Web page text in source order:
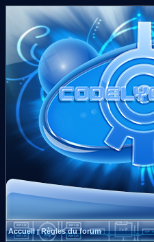
Accueil|Règles du forum